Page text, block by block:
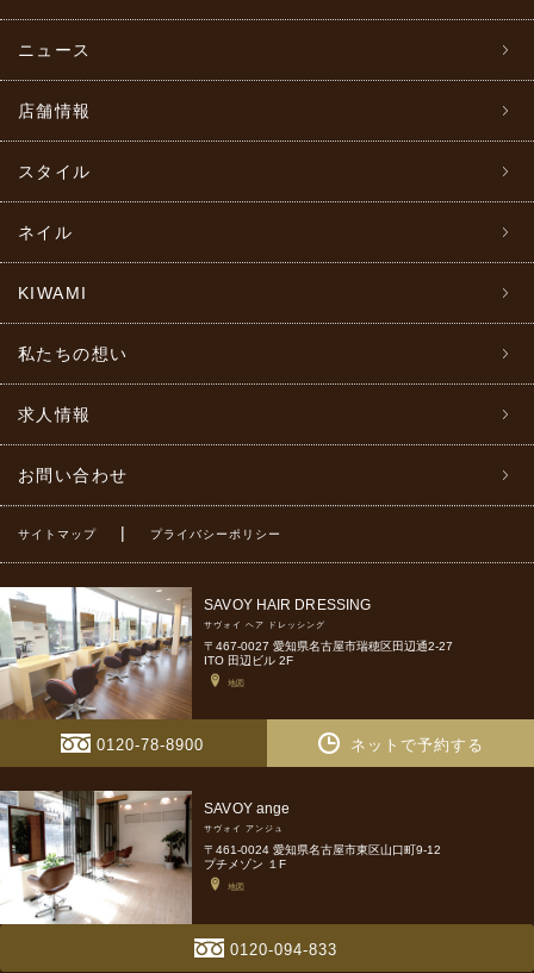
ニュース
店舗情報
スタイル
ネイル
KIWAMI
私たちの想い
求人情報
お問い合わせ
サイトマップ | プライバシーポリシー
SAVOY HAIR DRESSING
サヴォイ ヘア ドレッシング
〒467-0027 愛知県名古屋市瑞穂区田辺通2-27
ITO 田辺ビル 2F
地図
0120-78-8900 ネットで予約する
SAVOY ange
サヴォイ アンジュ
〒461-0024 愛知県名古屋市東区山口町9-12
プチメゾン １F
地図
0120-094-833